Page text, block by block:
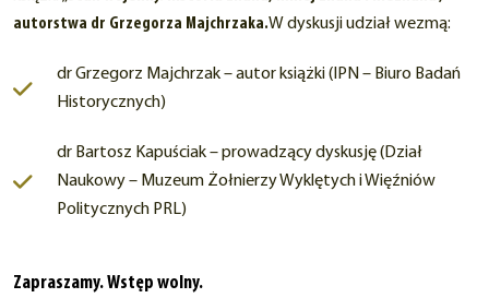
autorstwa dr Grzegorza Majchrzaka.W dyskusji udział wezmą:
dr Grzegorz Majchrzak – autor książki (IPN – Biuro Badań
Historycznych)
dr Bartosz Kapuściak – prowadzący dyskusję (Dział
Naukowy – Muzeum Żołnierzy Wyklętych i Więźniów
Politycznych PRL)
Zapraszamy. Wstęp wolny.